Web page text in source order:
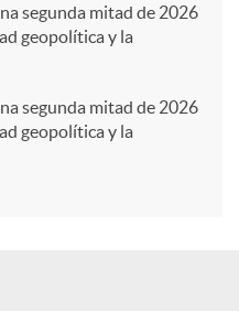
segunda mitad de 2026
geopolítica y la
segunda mitad de 2026
geopolítica y la